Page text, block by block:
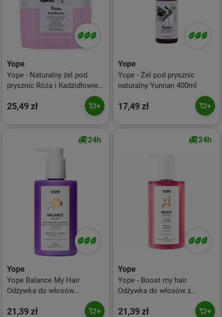
Yope
Yope - Naturalny żel pod
prysznic Róża i Kadzidłowiec
25,49 zł
Yope
Yope - Żel pod prysznic
naturalny Yunnan 400ml
17,49 zł
24h
Yope
Yope Balance My Hair
Odżywka do włosów
emolientami 300ml
21,39 zł
24h
Yope
Yope - Boost my hair
Odżywka do włosów z
21,39 zł